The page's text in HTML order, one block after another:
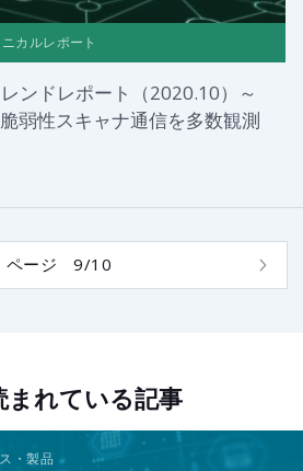
ルレポート
ンドレポート（2020.10）～
弱性スキャナ通信を多数観測
ページ 9/10
まれている記事
・製品